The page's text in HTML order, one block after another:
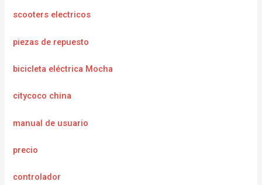
scooters electricos
piezas de repuesto
bicicleta eléctrica Mocha
citycoco china
manual de usuario
precio
controlador